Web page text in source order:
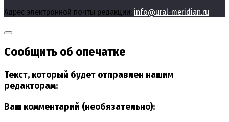
Адрес электронной почты редакции: info@ural-meridian.ru
Сообщить об опечатке
Текст, который будет отправлен нашим
редакторам:
Ваш комментарий (необязательно):